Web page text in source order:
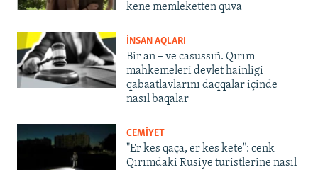
kene memleketten quva
İNSAN AQLARI
Bir an – ve casussıñ. Qırım
mahkemeleri devlet hainligi
qabaatlavlarını daqqalar içinde
nasıl baqalar
CEMİYET
"Er kes qaça, er kes kete": cenk
Qırımdaki Rusiye turistlerine nasıl